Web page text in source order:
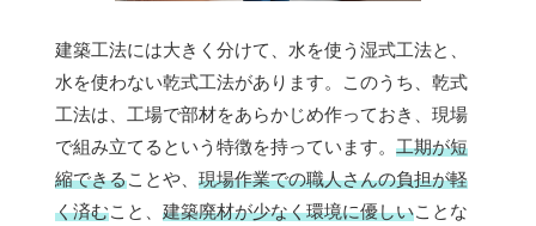
建築工法には大きく分けて、水を使う湿式工法と、
水を使わない乾式工法があります。このうち、乾式
工法は、工場で部材をあらかじめ作っておき、現場
で組み立てるという特徴を持っています。 工期が短
縮できることや、 現場作業での職人さんの負担が軽
く済むこと、 建築廃材が少なく環境に優しいことな